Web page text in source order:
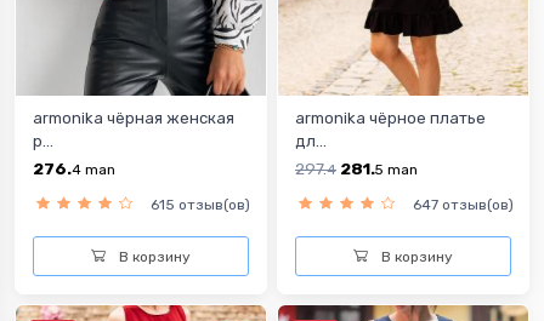
armonika чёрная женская
р...
276.4 man
615 отзыв(ов)
В корзину
armonika чёрное платье
дл...
297.4 281.5 man
647 отзыв(ов)
В корзину